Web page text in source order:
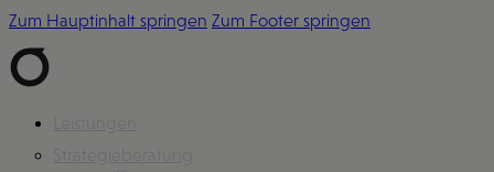
Zum Hauptinhalt springen Zum Footer springen